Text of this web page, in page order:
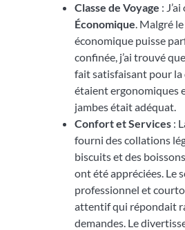
Classe de Voyage :
Économique. Malgré
économique puisse
confinée, j’ai trouvé
fait satisfaisant pour la
étaient ergonomiques
jambes était adéquat.
Confort et Services :
fourni des collations
biscuits et des
ont été appréciées. Le
professionnel et
attentif qui répondait
demandes. Le